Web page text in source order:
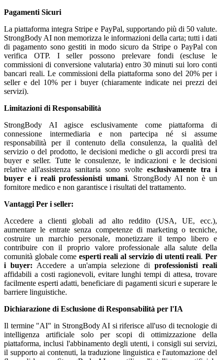
Pagamenti Sicuri
La piattaforma integra Stripe e PayPal, supportando più di 50 valute.
StrongBody AI non memorizza le informazioni della carta; tutti i dati
di pagamento sono gestiti in modo sicuro da Stripe o PayPal con
verifica OTP. I seller possono prelevare fondi (escluse le
commissioni di conversione valutaria) entro 30 minuti sui loro conti
bancari reali. Le commissioni della piattaforma sono del 20% per i
seller e del 10% per i buyer (chiaramente indicate nei prezzi dei
servizi).
Limitazioni di Responsabilità
StrongBody AI agisce esclusivamente come piattaforma di
connessione intermediaria e non partecipa né si assume
responsabilità per il contenuto della consulenza, la qualità del
servizio o del prodotto, le decisioni mediche o gli accordi presi tra
buyer e seller. Tutte le consulenze, le indicazioni e le decisioni
relative all'assistenza sanitaria sono svolte esclusivamente tra i
buyer e i reali professionisti umani. StrongBody AI non è un
fornitore medico e non garantisce i risultati del trattamento.
Vantaggi Per i seller:
Accedere a clienti globali ad alto reddito (USA, UE, ecc.),
aumentare le entrate senza competenze di marketing o tecniche,
costruire un marchio personale, monetizzare il tempo libero e
contribuire con il proprio valore professionale alla salute della
comunità globale come esperti reali al servizio di utenti reali.Per
i buyer: Accedere a un'ampia selezione di professionisti reali
affidabili a costi ragionevoli, evitare lunghi tempi di attesa, trovare
facilmente esperti adatti, beneficiare di pagamenti sicuri e superare le
barriere linguistiche.
Dichiarazione di Esclusione di Responsabilità per l'IA
Il termine "AI" in StrongBody AI si riferisce all'uso di tecnologie di
intelligenza artificiale solo per scopi di ottimizzazione della
piattaforma, inclusi l'abbinamento degli utenti, i consigli sui servizi,
il supporto ai contenuti, la traduzione linguistica e l'automazione del